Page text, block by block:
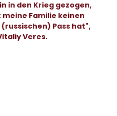
in den Krieg gezogen,
Familie keinen
Pass hat",
Veres.